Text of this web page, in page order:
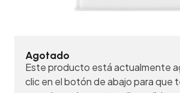
Agotado
Este producto está actualmente
clic en el botón de abajo para que